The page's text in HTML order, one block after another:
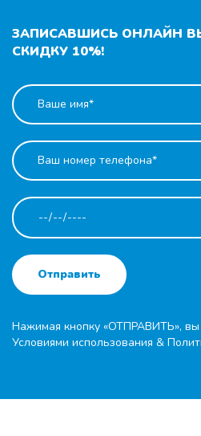
ЗАПИСАВШИСЬ ОНЛАЙН
СКИДКУ 10%!
Отправить
Нажимая кнопку «ОТПРАВИТЬ»,
Условиями использования &